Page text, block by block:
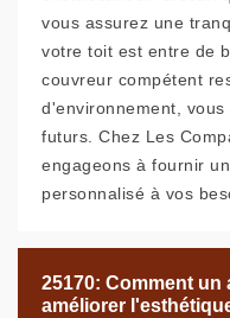
vous assurez une
votre toit est entre de
couvreur compétent
d'environnement,
futurs. Chez Les
engageons à fournir
personnalisé à vos
25170: Comment
améliorer